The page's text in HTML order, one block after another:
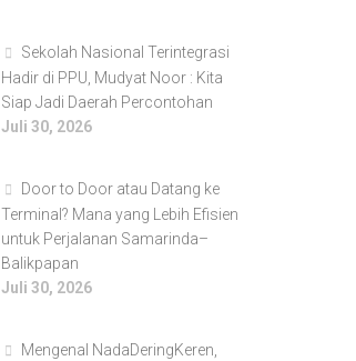
Sekolah Nasional Terintegrasi
Hadir di PPU, Mudyat Noor : Kita
Siap Jadi Daerah Percontohan
Juli 30, 2026
Door to Door atau Datang ke
Terminal? Mana yang Lebih Efisien
untuk Perjalanan Samarinda–
Balikpapan
Juli 30, 2026
Mengenal NadaDeringKeren,